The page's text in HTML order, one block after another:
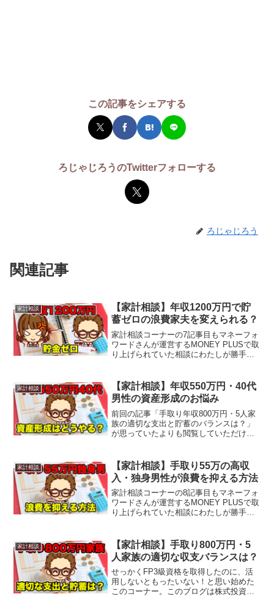
この記事をシェアする
ろじゃじろうのTwitterフォローする
ろじゃじろう
関連記事
家計相談
【家計相談】年収1200万円で貯
蓄ゼロの浪費家夫を変えられる？
家計相談コーナーの7記事目もマネーフォ
ワードさんが運営するMONEY PLUSで取
り上げられていた相談にわたしが勝手に
円）の貯蓄がゼロであることが発覚！今
後、教育...
家計相談
【家計相談】年収550万円・40代
男性の資産形成のお悩み
前回の記事「手取り年収800万円・5人家
族の適切な支出と貯蓄のバランスは？」
が思っていたよりも閲覧していただけま
するMONEY PLUSで取り上げられていた
相談にわたしが...
家計相談
【家計相談】手取り55万の高収
入・独身男性が浪費を抑える方法
家計相談コーナーの8記事目もマネーフォ
ワードさんが運営するMONEY PLUSで取
り上げられていた相談にわたしが勝手に
性からのご相談です。ろじゃじろうわた
しと似たよ...
家計相談
【家計相談】手取り800万円・5
人家族の適切な収支バランスは？
せっかくFP3級資格を取得したのに、活
用しないともったいない！と思い始めた
このコーナー。このブログは株式投資ネ